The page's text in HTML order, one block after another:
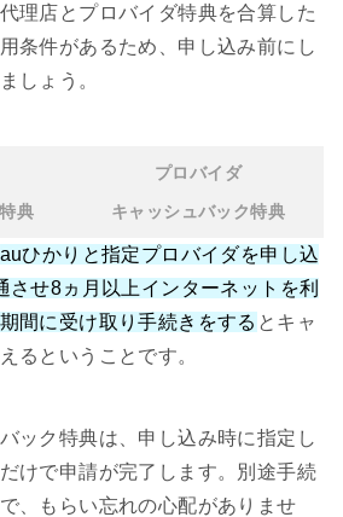
理店とプロバイダ特典を合算した
条件があるため、申し込み前にし
しょう。
典
プロバイダ
キャッシュバック特典
auひかりと指定プロバイダを申し込
させ8ヵ月以上インターネットを利
間に受け取り手続きをする とキャ
るということです。
ック特典は、申し込み時に指定し
けで申請が完了します。別途手続
、もらい忘れの心配がありませ